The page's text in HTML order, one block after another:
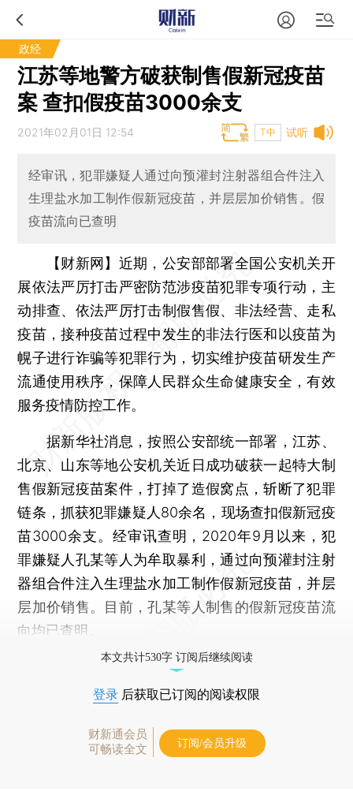
政经
江苏等地警方破获制售假新冠疫苗
案 查扣假疫苗3000余支
试听
2021年02月01日 12:54 T中
经审讯，犯罪嫌疑人通过向预灌封注射器组合件注入
生理盐水加工制作假新冠疫苗，并层层加价销售。假
疫苗流向已查明
【财新网】 近期，公安部部署全国公安机关开
展依法严厉打击严密防范涉疫苗犯罪专项行动，主
动排查、依法严厉打击制假售假、非法经营、走私
疫苗，接种疫苗过程中发生的非法行医和以疫苗为
幌子进行诈骗等犯罪行为，切实维护疫苗研发生产
流通使用秩序，保障人民群众生命健康安全，有效
服务疫情防控工作。
据新华社消息，按照公安部统一部署，江苏、
北京、山东等地公安机关近日成功破获一起特大制
售假新冠疫苗案件，打掉了造假窝点，斩断了犯罪
链条，抓获犯罪嫌疑人80余名，现场查扣假新冠疫
苗3000余支。经审讯查明，2020年9月以来，犯
罪嫌疑人孔某等人为牟取暴利，通过向预灌封注射
器组合件注入生理盐水加工制作假新冠疫苗，并层
层加价销售。目前，孔某等人制售的假新冠疫苗流
向均已查明。
本文共计530字 订阅后继续阅读
登录 后获取已订阅的阅读权限
财新通会员
可畅读全文
订阅/会员升级